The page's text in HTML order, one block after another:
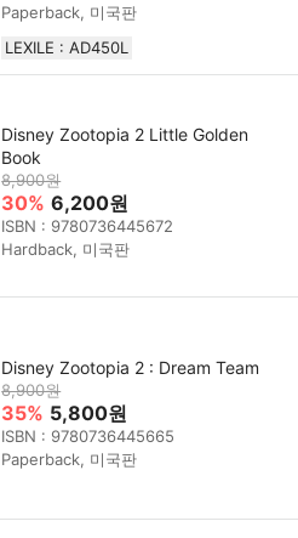
Paperback, 미국판
LEXILE : AD450L
Disney Zootopia 2 Little Golden
Book
8,900원
30% 6,200원
ISBN : 9780736445672
Hardback, 미국판
Disney Zootopia 2 : Dream Team
8,900원
35% 5,800원
ISBN : 9780736445665
Paperback, 미국판